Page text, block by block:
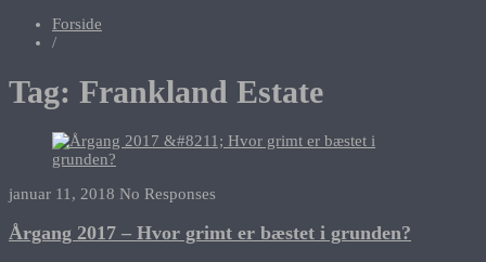
Forside
/
Tag: Frankland Estate
januar 11, 2018 No Responses
Årgang 2017 – Hvor grimt er bæstet i grunden?